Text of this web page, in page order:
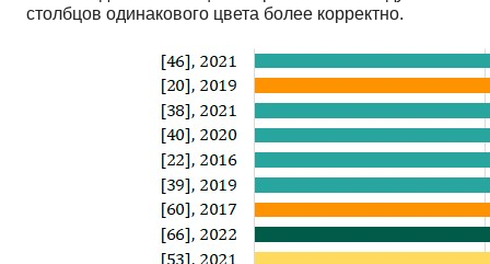
столбцов одинакового цвета более корректно.